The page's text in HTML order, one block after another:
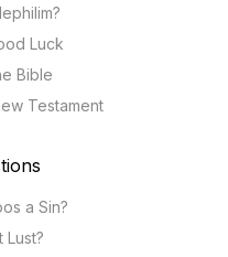
Luck
Bible
Testament
a Sin?
Lust?